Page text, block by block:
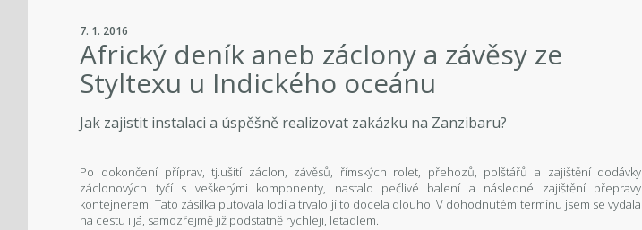
7. 1. 2016
Africký deník aneb záclony a závěsy ze
Styltexu u Indického oceánu
Jak zajistit instalaci a úspěšně realizovat zakázku na Zanzibaru?
Po dokončení příprav, tj.ušití záclon, závěsů, římských rolet, přehozů, polštářů a zajištění dodávky
záclonových tyčí s veškerými komponenty, nastalo pečlivé balení a následné zajištění přepravy
kontejnerem. Tato zásilka putovala lodí a trvalo jí to docela dlouho. V dohodnutém termínu jsem se vydala
na cestu i já, samozřejmě již podstatně rychleji, letadlem.